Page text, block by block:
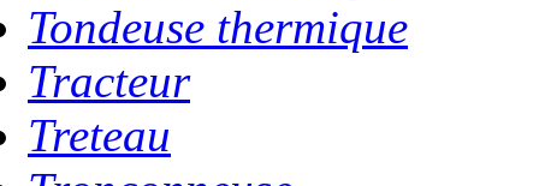
Tondeuse thermique
Tracteur
Treteau